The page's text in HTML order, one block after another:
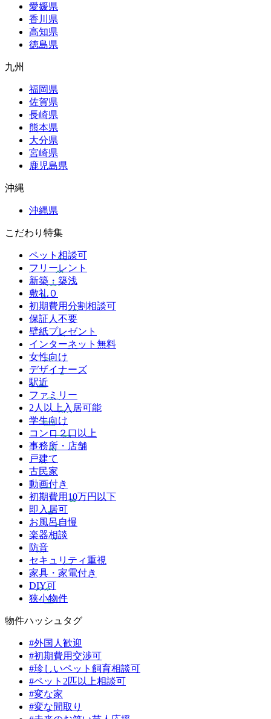
愛媛県
香川県
高知県
徳島県
九州
福岡県
佐賀県
長崎県
熊本県
大分県
宮崎県
鹿児島県
沖縄
沖縄県
こだわり特集
ペット相談可
フリーレント
新築・築浅
敷礼０
初期費用分割相談可
保証人不要
壁紙プレゼント
インターネット無料
女性向け
デザイナーズ
駅近
ファミリー
2人以上入居可能
学生向け
コンロ２口以上
事務所・店舗
戸建て
古民家
動画付き
初期費用10万円以下
即入居可
お風呂自慢
楽器相談
防音
セキュリティ重視
家具・家電付き
DIY可
狭小物件
物件ハッシュタグ
#外国人歓迎
#初期費用交渉可
#珍しいペット飼育相談可
#ペット2匹以上相談可
#変な家
#変な間取り